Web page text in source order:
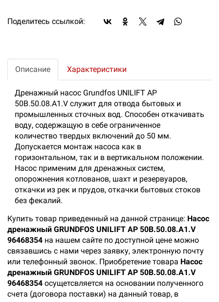
Поделитесь ссылкой:
Описание Характеристики
Дренажный насос Grundfos UNILIFT AP
50B.50.08.A1.V служит для отвода бытовых и
промышленных сточных вод. Способен откачивать
воду, содержащую в себе ограниченное
количество твердых включений до 50 мм.
Допускается монтаж насоса как в
горизонтальном, так и в вертикальном положении.
Насос применим для дренажных систем,
опорожнения котлованов, шахт и резервуаров,
откачки из рек и прудов, откачки бытовых стоков
без фекалий.
Купить товар приведенный на данной странице: Насос
дренажный GRUNDFOS UNILIFT AP 50B.50.08.A1.V
96468354 на нашем сайте по доступной цене можно
связавшись с нами через заявку, электронную почту
или телефонный звонок. Приобретение товара Насос
дренажный GRUNDFOS UNILIFT AP 50B.50.08.A1.V
96468354 осущетсвляется на основании полученного
счета (договора поставки) на данный товар, в